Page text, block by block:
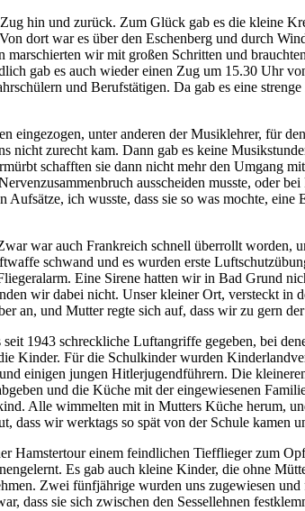
hin und zurück. Zum Glück gab es die kleine
dort war es über den Eschenberg und durch
wir mit großen Schritten und
gab es auch wieder einen Zug um 15.30 Uhr
und Berufstätigen. Da gab es eine
eingezogen, unter anderen der Musiklehrer, für
nicht zurecht kam. Dann gab es keine
schafften sie dann nicht mehr den Umgang
ausscheiden musste, oder
ich wusste, dass sie so was mochte,
war auch Frankreich schnell überrollt worden,
schwand und es wurden erste
Eine Sirene hatten wir in Bad Grund
wir dabei nicht. Unser kleiner Ort, versteckt
an, und Mutter regte sich auf, dass wir zu gern
1943 schreckliche Luftangriffe gegeben, bei
Kinder. Für die Schulkinder wurden
einigen jungen Hitlerjugendführern. Die
und die Küche mit der eingewiesenen
Alle wimmelten mit in Mutters Küche herum,
wir werktags so spät von der Schule kamen
Hamstertour einem feindlichen Tiefflieger zum
Es gab auch kleine Kinder, die ohne
Zwei fünfjährige wurden uns zugewiesen
dass sie sich zwischen den Sessellehnen